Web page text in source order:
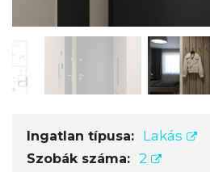
Ingatlan típusa: Lakás
Szobák száma: 2